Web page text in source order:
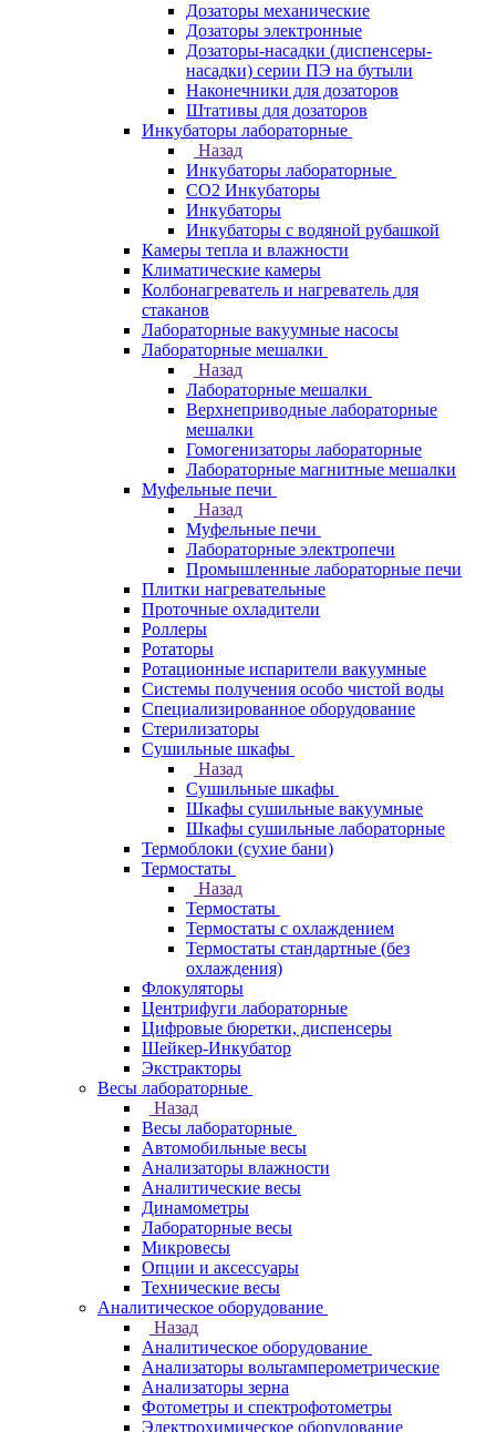
Дозаторы механические
Дозаторы электронные
Дозаторы-насадки (диспенсеры-
насадки) серии ПЭ на бутыли
Наконечники для дозаторов
Штативы для дозаторов
Инкубаторы лабораторные
Назад
Инкубаторы лабораторные
CO2 Инкубаторы
Инкубаторы
Инкубаторы с водяной рубашкой
Камеры тепла и влажности
Климатические камеры
Колбонагреватель и нагреватель для
стаканов
Лабораторные вакуумные насосы
Лабораторные мешалки
Назад
Лабораторные мешалки
Верхнеприводные лабораторные
мешалки
Гомогенизаторы лабораторные
Лабораторные магнитные мешалки
Муфельные печи
Назад
Муфельные печи
Лабораторные электропечи
Промышленные лабораторные печи
Плитки нагревательные
Проточные охладители
Роллеры
Ротаторы
Ротационные испарители вакуумные
Системы получения особо чистой воды
Специализированное оборудование
Стерилизаторы
Сушильные шкафы
Назад
Сушильные шкафы
Шкафы сушильные вакуумные
Шкафы сушильные лабораторные
Термоблоки (сухие бани)
Термостаты
Назад
Термостаты
Термостаты с охлаждением
Термостаты стандартные (без
охлаждения)
Флокуляторы
Центрифуги лабораторные
Цифровые бюретки, диспенсеры
Шейкер-Инкубатор
Экстракторы
Весы лабораторные
Назад
Весы лабораторные
Автомобильные весы
Анализаторы влажности
Аналитические весы
Динамометры
Лабораторные весы
Микровесы
Опции и аксессуары
Технические весы
Аналитическое оборудование
Назад
Аналитическое оборудование
Анализаторы вольтамперометрические
Анализаторы зерна
Фотометры и спектрофотометры
Электрохимическое оборудование